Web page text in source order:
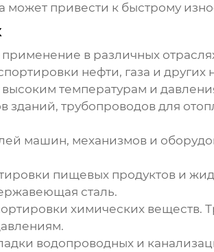
может привести к быстрому
в различных
нефти, газа и других
высоким температурам и
зданий, трубопроводов для
машин, механизмов и
пищевых продуктов и
сталь.
химических веществ.
водопроводных и